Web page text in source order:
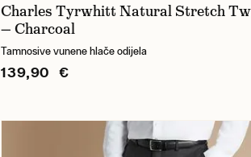
Charles Tyrwhitt Natural Stretch
— Charcoal
Tamnosive vunene hlače odijela
139,90 €